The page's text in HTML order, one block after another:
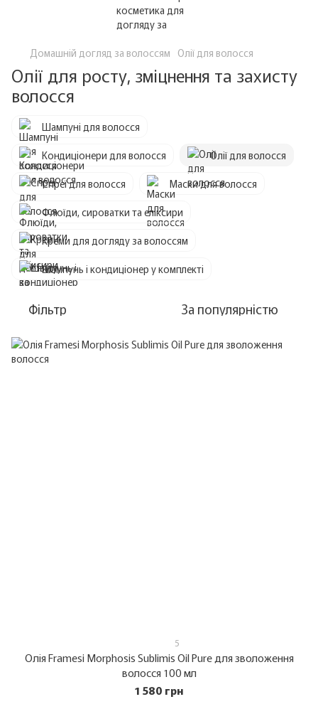
Домашній догляд за волоссям Олії для волосся
Олії для росту, зміцнення та захисту
волосся
Шампуні для волосся
Кондиціонери для волосся
Олії для волосся
Спреї для волосся
Маски для волосся
Флюїди, сироватки та еліксири
Креми для догляду за волоссям
Шампунь і кондиціонер у комплекті
Фільтр За популярністю
5
Олія Framesi Morphosis Sublimis Oil Pure для зволоження
волосся 100 мл
1 580 грн